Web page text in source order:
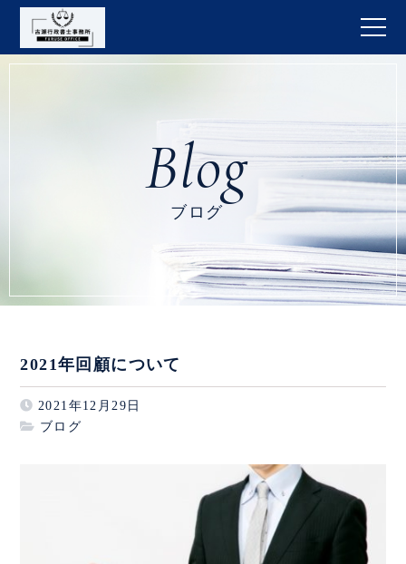
ブログ
2021年回顧について
2021年12月29日
ブログ